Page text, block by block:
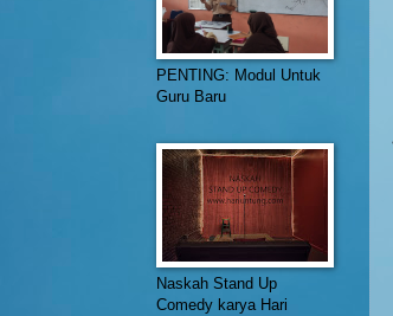
PENTING: Modul Untuk
Guru Baru
Naskah Stand Up
Comedy karya Hari